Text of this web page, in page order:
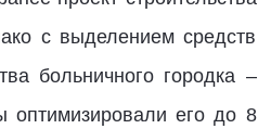
с выделением средств
больничного городка –
оптимизировали его до 8